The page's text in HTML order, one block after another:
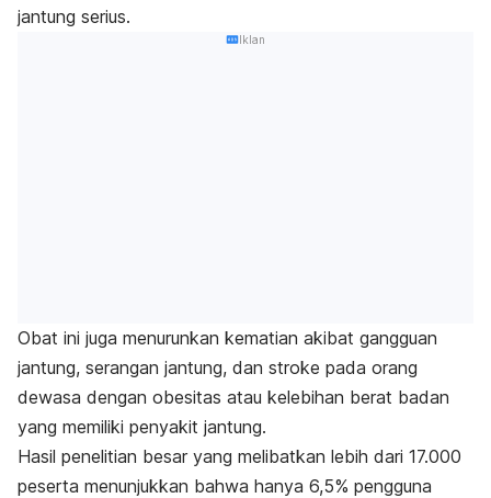
jantung serius.
Iklan
Obat ini juga menurunkan kematian akibat gangguan
jantung, serangan jantung, dan stroke pada orang
dewasa dengan obesitas atau kelebihan berat badan
yang memiliki penyakit jantung.
Hasil penelitian besar yang melibatkan lebih dari 17.000
peserta menunjukkan bahwa hanya 6,5% pengguna